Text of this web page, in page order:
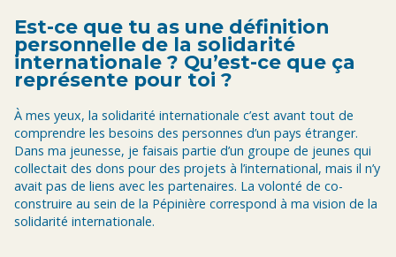
Est-ce que tu as une définition
personnelle de la solidarité
internationale ? Qu’est-ce que ça
représente pour toi ?
À mes yeux, la solidarité internationale c’est avant tout de
comprendre les besoins des personnes d’un pays étranger.
Dans ma jeunesse, je faisais partie d’un groupe de jeunes qui
collectait des dons pour des projets à l’international, mais il n’y
avait pas de liens avec les partenaires. La volonté de co-
construire au sein de la Pépinière correspond à ma vision de la
solidarité internationale.